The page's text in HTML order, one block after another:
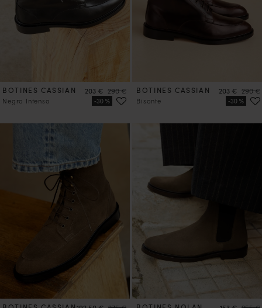
BOTINES CASSIAN
Negro Intenso
Precio
203 € Precio
290 € BOTINES CASSIAN
Bisonte
Precio
203 € Precio
290 €